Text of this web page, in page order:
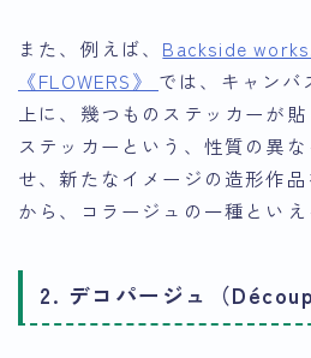
また、例えば、 Backside
《FLOWERS》 では、キャンバ
上に、幾つものステッカーが
ステッカーという、性質の異
せ、新たなイメージの造形作
から、コラージュの一種といえ
2. デコパージュ（